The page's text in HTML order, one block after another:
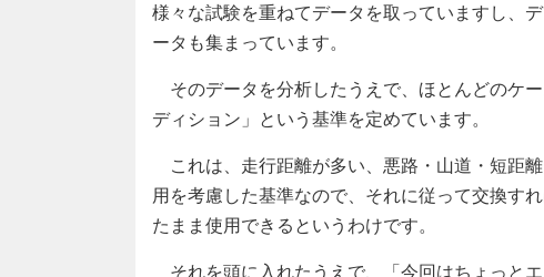
様々な試験を重ねてデータを取っていますし、
ータも集まっています。
そのデータを分析したうえで、ほとんどのケ
ディション」という基準を定めています。
これは、走行距離が多い、悪路・山道・短距
用を考慮した基準なので、それに従って交換す
たまま使用できるというわけです。
それを頭に入れたうえで、「今回はちょっと